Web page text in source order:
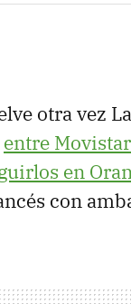
otra vez
entre
en
con